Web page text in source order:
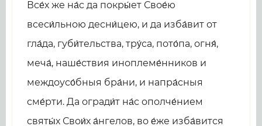
Все́х же на́с да покры́ет Свое́ю
всеси́льною десни́цею, и да изба́вит от
гла́да, губи́тельства, тру́са, пото́па, огня́,
меча́, наше́ствия иноплеме́нников и
междоусо́бныя бра́ни, и напра́сныя
сме́рти. Да огради́т на́с ополче́нием
святы́х Свои́х а́нгелов, во е́же изба́вится